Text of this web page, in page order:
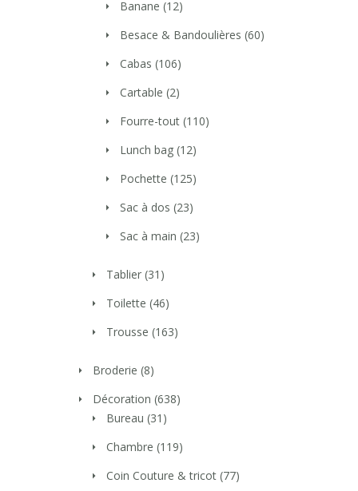
Banane (12)
Besace & Bandoulières (60)
Cabas (106)
Cartable (2)
Fourre-tout (110)
Lunch bag (12)
Pochette (125)
Sac à dos (23)
Sac à main (23)
Tablier (31)
Toilette (46)
Trousse (163)
Broderie (8)
Décoration (638)
Bureau (31)
Chambre (119)
Coin Couture & tricot (77)